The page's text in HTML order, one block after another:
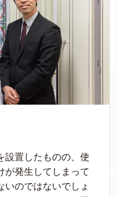
設置したものの、使
が発生してしまって
いのではないでしょ